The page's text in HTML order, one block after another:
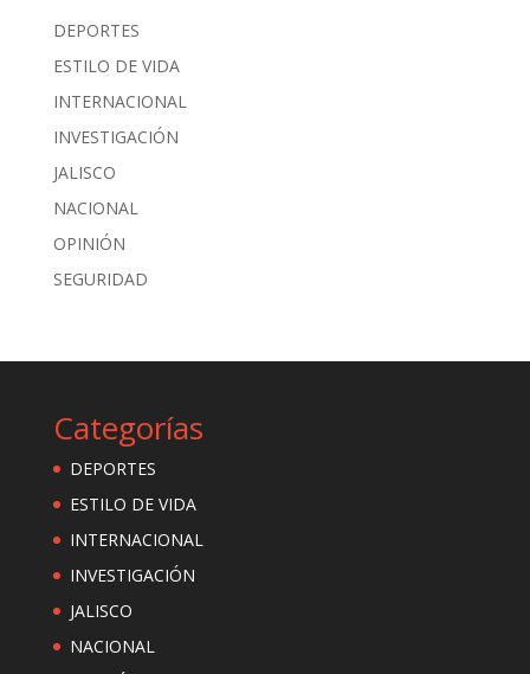
DEPORTES
ESTILO DE VIDA
INTERNACIONAL
INVESTIGACIÓN
JALISCO
NACIONAL
OPINIÓN
SEGURIDAD
Categorías
DEPORTES
ESTILO DE VIDA
INTERNACIONAL
INVESTIGACIÓN
JALISCO
NACIONAL